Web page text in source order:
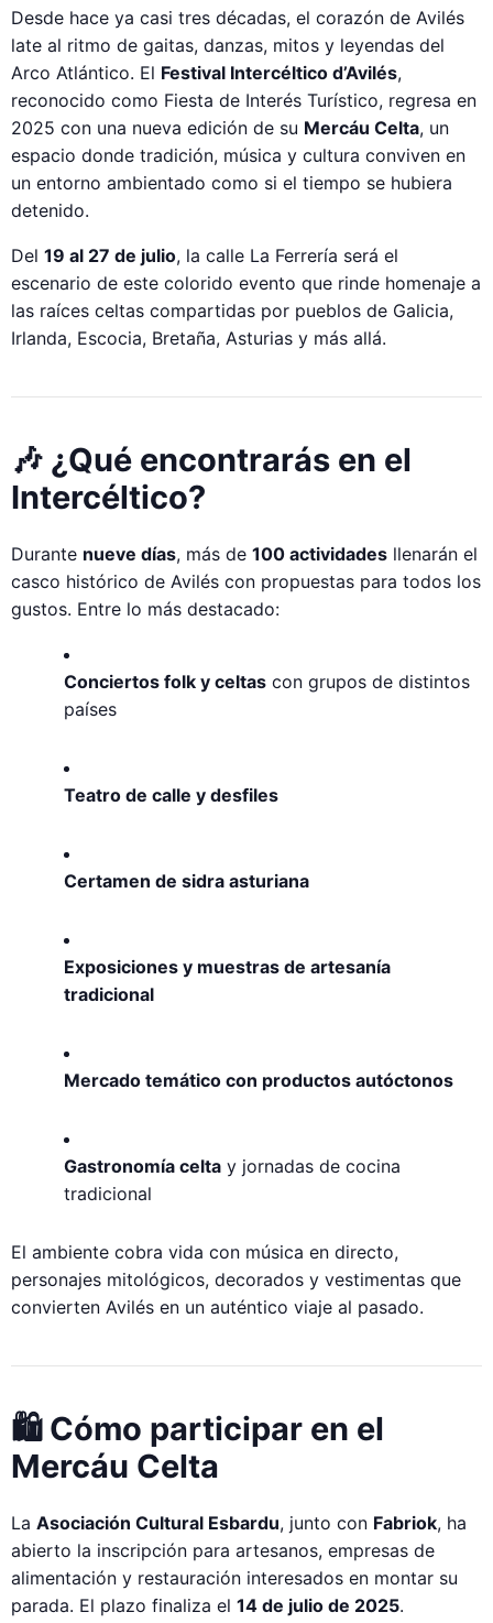
Desde hace ya casi tres décadas, el corazón de Avilés
late al ritmo de gaitas, danzas, mitos y leyendas del
Arco Atlántico. El Festival Intercéltico d’Avilés,
reconocido como Fiesta de Interés Turístico, regresa en
2025 con una nueva edición de su Mercáu Celta, un
espacio donde tradición, música y cultura conviven en
un entorno ambientado como si el tiempo se hubiera
detenido.
Del 19 al 27 de julio, la calle La Ferrería será el
escenario de este colorido evento que rinde homenaje a
las raíces celtas compartidas por pueblos de Galicia,
Irlanda, Escocia, Bretaña, Asturias y más allá.
🎶 ¿Qué encontrarás en el
Intercéltico?
Durante nueve días, más de 100 actividades llenarán el
casco histórico de Avilés con propuestas para todos los
gustos. Entre lo más destacado:
Conciertos folk y celtas con grupos de distintos
países
Teatro de calle y desfiles
Certamen de sidra asturiana
Exposiciones y muestras de artesanía
tradicional
Mercado temático con productos autóctonos
Gastronomía celta y jornadas de cocina
tradicional
El ambiente cobra vida con música en directo,
personajes mitológicos, decorados y vestimentas que
convierten Avilés en un auténtico viaje al pasado.
🛍 Cómo participar en el
Mercáu Celta
La Asociación Cultural Esbardu, junto con Fabriok, ha
abierto la inscripción para artesanos, empresas de
alimentación y restauración interesados en montar su
parada. El plazo finaliza el 14 de julio de 2025.